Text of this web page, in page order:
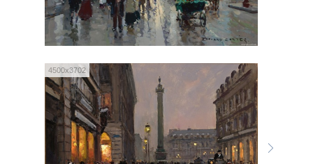
4500x3702